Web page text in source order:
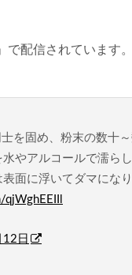
」で配信されています。
を固め、粉末の数十
やアルコールで濡ら
面に浮いてダマにな
日